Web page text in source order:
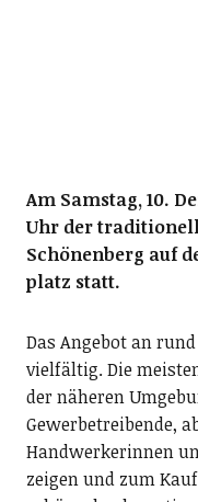
Am Samstag, 10.
Uhr der
Schönenberg auf
platz statt.
Das Angebot an
vielfältig. Die
der näheren
Gewerbetreibende,
Handwerkerinnen
zeigen und zum